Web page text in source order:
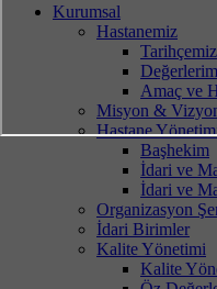
Kurumsal
Hastanemiz
Tarihçemiz
Amaç ve
Misyon &
Hastane
Başhekim
İdari ve
İdari ve
Organizasyon
İdari Birimler
Kalite Yönetimi
Kalite